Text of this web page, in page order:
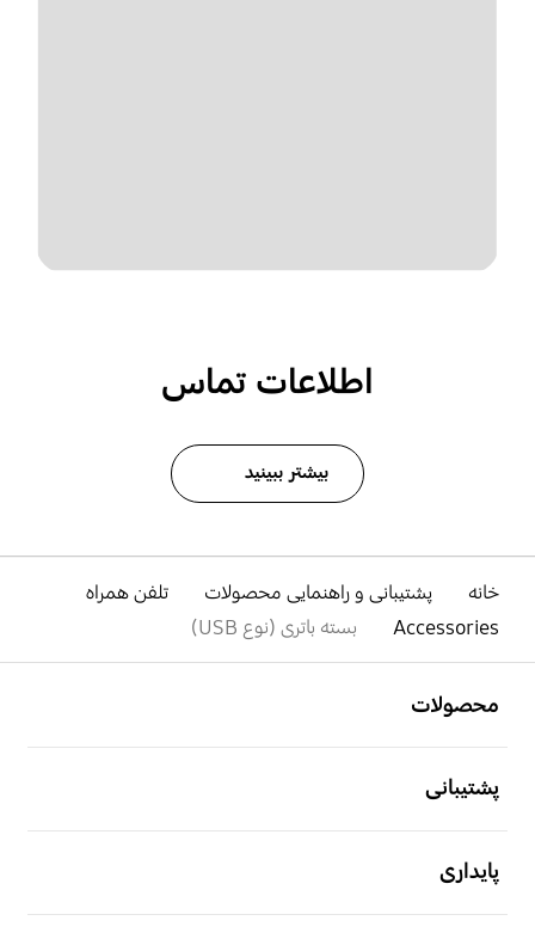
اطلاعات تماس
بیشتر ببینید
خانه پشتیبانی و راهنمایی محصولات
تلفن همراه
Accessories
بسته باتری (نوع USB)
محصولات
پشتیبانی
پایداری